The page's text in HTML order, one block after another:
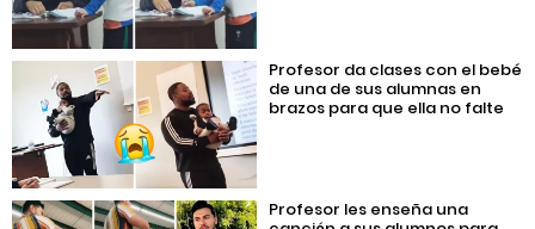
Profesor da clases con el bebé
de una de sus alumnas en
brazos para que ella no falte
Profesor les enseña una